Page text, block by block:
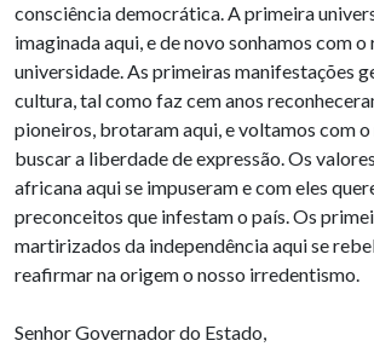
consciência democrática. A primeira
imaginada aqui, e de novo sonhamos com
universidade. As primeiras manifestações
cultura, tal como faz cem anos
pioneiros, brotaram aqui, e voltamos com
buscar a liberdade de expressão. Os
africana aqui se impuseram e com eles
preconceitos que infestam o país. Os
martirizados da independência aqui se
reafirmar na origem o nosso irredentismo.
Senhor Governador do Estado,